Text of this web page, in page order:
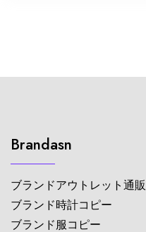
Brandasn
ブランドアウトレット通販
ブランド時計コピー
ブランド服コピー